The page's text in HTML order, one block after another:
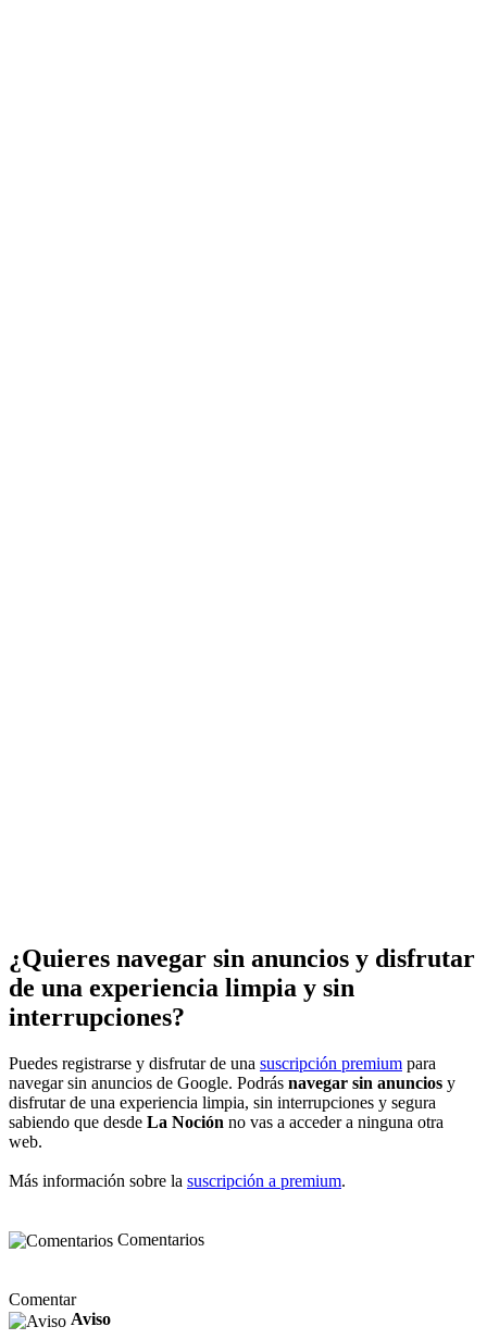
¿Quieres navegar sin anuncios y disfrutar
de una experiencia limpia y sin
interrupciones?
Puedes registrarse y disfrutar de una suscripción premium para
navegar sin anuncios de Google. Podrás navegar sin anuncios y
disfrutar de una experiencia limpia, sin interrupciones y segura
sabiendo que desde La Noción no vas a acceder a ninguna otra
web.
Más información sobre la suscripción a premium.
Comentarios
Comentar
Aviso